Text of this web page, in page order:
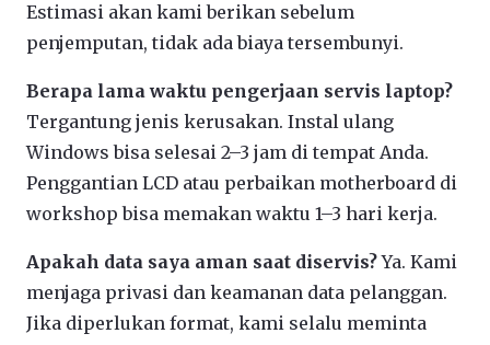
Estimasi akan kami berikan sebelum
penjemputan, tidak ada biaya tersembunyi.
Berapa lama waktu pengerjaan servis laptop?
Tergantung jenis kerusakan. Instal ulang
Windows bisa selesai 2–3 jam di tempat Anda.
Penggantian LCD atau perbaikan motherboard di
workshop bisa memakan waktu 1–3 hari kerja.
Apakah data saya aman saat diservis?Ya. Kami
menjaga privasi dan keamanan data pelanggan.
Jika diperlukan format, kami selalu meminta